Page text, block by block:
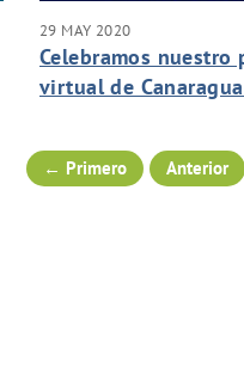
29 MAY 2020
Celebramos nuestro
virtual de
← Primero Anterior